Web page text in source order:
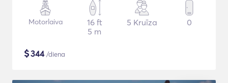
Motorlaiva
16 ft
5 m
5 Kruīza 0
$344/diena